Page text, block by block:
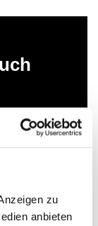
zu
anbieten